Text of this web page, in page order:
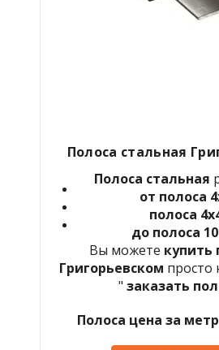
Полоса стальная
Полоса стальная
от полоса
полоса
до полоса
Вы можете купить
Григорьевском просто
" заказать
Полоса цена за